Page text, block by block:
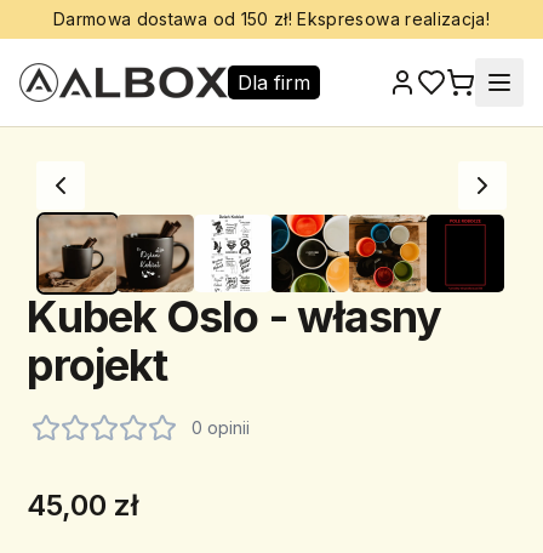
Darmowa dostawa od 150 zł! Ekspresowa realizacja!
Dla firm
Kubek Oslo - własny
projekt
0 opinii
45,00 zł